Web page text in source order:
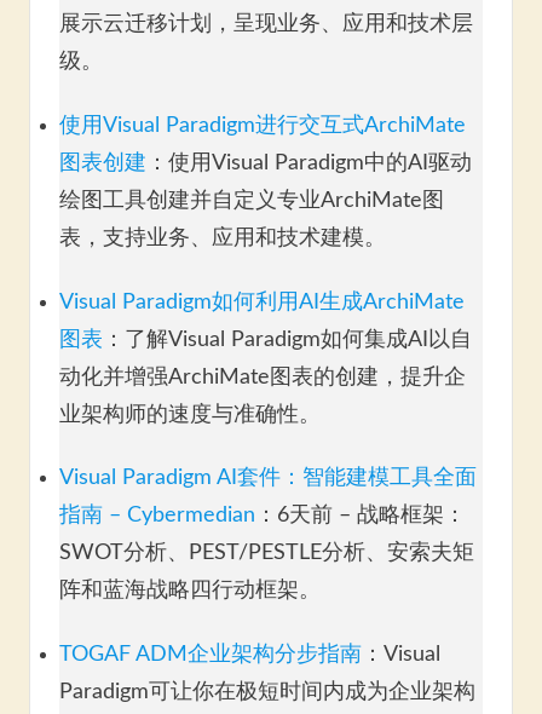
展示云迁移计划，呈现业务、应用和技术层
级。
使用Visual Paradigm进行交互式ArchiMate
图表创建 ：使用Visual Paradigm中的AI驱动
绘图工具创建并自定义专业ArchiMate图
表，支持业务、应用和技术建模。
Visual Paradigm如何利用AI生成ArchiMate
图表 ：了解Visual Paradigm如何集成AI以自
动化并增强ArchiMate图表的创建，提升企
业架构师的速度与准确性。
Visual Paradigm AI套件：智能建模工具全面
指南 – Cybermedian ：6天前 – 战略框架：
SWOT分析、PEST/PESTLE分析、安索夫矩
阵和蓝海战略四行动框架。
TOGAF ADM企业架构分步指南 ：Visual
Paradigm可让你在极短时间内成为企业架构